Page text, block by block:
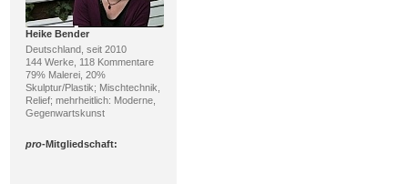
Heike Bender
Deutschland, seit 2010
144 Werke, 118 Kommentare
79% Malerei, 20%
Skulptur/Plastik; Mischtechnik,
Relief; mehrheitlich: Moderne,
Gegenwartskunst
pro-Mitgliedschaft: